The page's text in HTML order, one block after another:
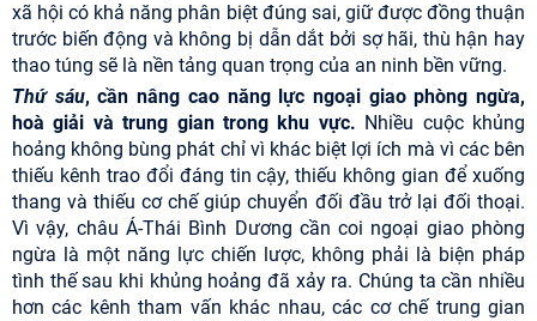
xã hội có khả năng phân biệt đúng sai, giữ được đồng thuận
trước biến động và không bị dẫn dắt bởi sợ hãi, thù hận hay
thao túng sẽ là nền tảng quan trọng của an ninh bền vững.
Thứ sáu, cần nâng cao năng lực ngoại giao phòng ngừa,
hoà giải và trung gian trong khu vực. Nhiều cuộc khủng
hoảng không bùng phát chỉ vì khác biệt lợi ích mà vì các bên
thiếu kênh trao đổi đáng tin cậy, thiếu không gian để xuống
thang và thiếu cơ chế giúp chuyển đối đầu trở lại đối thoại.
Vì vậy, châu Á-Thái Bình Dương cần coi ngoại giao phòng
ngừa là một năng lực chiến lược, không phải là biện pháp
tình thế sau khi khủng hoảng đã xảy ra. Chúng ta cần nhiều
hơn các kênh tham vấn khác nhau, các cơ chế trung gian